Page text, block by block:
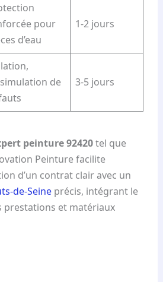
pour
d’eau
1-2 jours
de
3-5 jours
peinture 92420tel que
Peinture facilite
d’un contrat clair avec un
de-Seineprécis, intégrant le
prestations et matériaux